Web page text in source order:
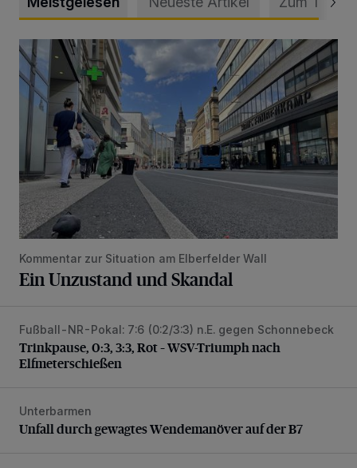
Ein Unzustand und Skandal
Kommentar zur Situation am Elberfelder Wall
Ein Unzustand und Skandal
Trinkpause, 0:3, 3:3, Rot – WSV-Triumph nach
Fußball-NR-Pokal: 7:6 (0:2/3:3) n.E. gegen Schonnebeck
Trinkpause, 0:3, 3:3, Rot – WSV-Triumph nach
Elfmeterschießen
Unfall durch gewagtes Wendemanöver auf der B7
Unterbarmen
Unfall durch gewagtes Wendemanöver auf der B7